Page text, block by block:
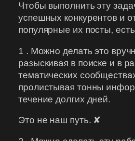
Чтобы выполнить эту
успешных конкурентов и
популярные их посты,
1 . Можно делать это
разыскивая в поиске и в
тематических
пролистывая тонны
течение долгих дней.
Это не наш путь. ✘